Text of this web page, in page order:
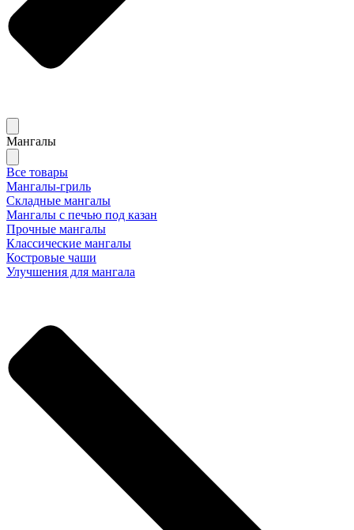
Мангалы
Все товары
Мангалы-гриль
Складные мангалы
Мангалы с печью под казан
Прочные мангалы
Классические мангалы
Костровые чаши
Улучшения для мангала